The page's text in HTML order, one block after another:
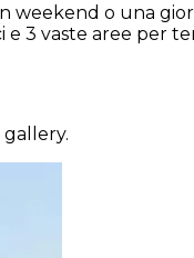
weekend o una
3 vaste aree per